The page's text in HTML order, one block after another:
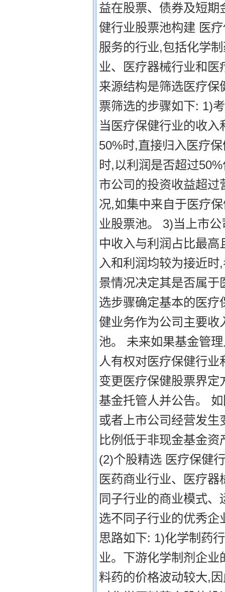
益在股票、债券及短
健行业股票池构建 医
服务的行业,包括化学
业、医疗器械行业和
来源结构是筛选医疗
票筛选的步骤如下: 1)
当医疗保健行业的收
50%时,直接归入医疗
时,以利润是否超过
市公司的投资收益超
况,如集中来自于医疗
业股票池。 3)当上市
中收入与利润占比最
入和利润均较为接近
景情况决定其是否属
选步骤确定基本的医
健业务作为公司主要
池。 未来如果基金管
人有权对医疗保健行
变更医疗保健股票界
基金托管人并公告。
或者上市公司经营发
比例低于非现金基金
(2)个股精选 医疗保健
医药商业行业、医疗
同子行业的商业模式
选不同子行业的优秀
思路如下: 1)化学制药
业。下游化学制剂企
料药的价格波动较大,